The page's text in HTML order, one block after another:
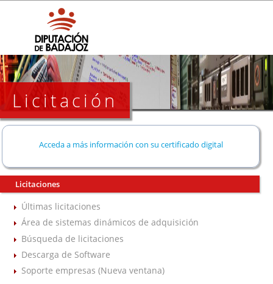
Licitación
Acceda a más información con su certificado digital
Licitaciones
Últimas licitaciones
Área de sistemas dinámicos de adquisición
Búsqueda de licitaciones
Descarga de Software
Soporte empresas (Nueva ventana)